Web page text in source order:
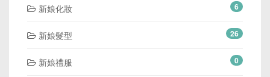
新娘化妝 6
新娘髮型 26
新娘禮服 0